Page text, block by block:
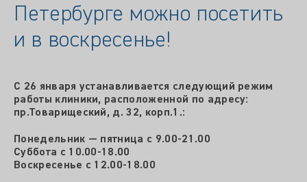
Петербурге можно посетить
и в воскресенье!
С 26 января устанавливается следующий режим
работы клиники, расположенной по адресу:
пр.Товарищеский, д. 32, корп.1.:
Понедельник — пятница с 9.00-21.00
Суббота с 10.00-18.00
Воскресенье с 12.00-18.00